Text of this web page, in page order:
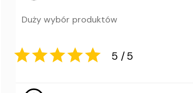
Duży wybór produktów